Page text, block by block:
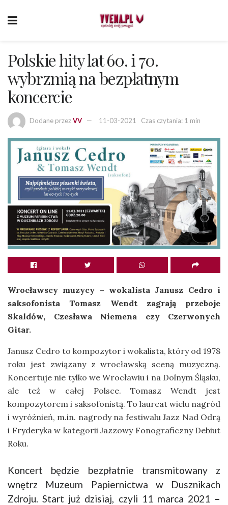
Polskie hity lat 60. i 70.
wybrzmią na bezpłatnym
koncercie
Dodane przezVV 11-03-2021 Czas czytania: 1 min
Wrocławscy muzycy – wokalista Janusz Cedro i
saksofonista Tomasz Wendt zagrają przeboje
Skaldów, Czesława Niemena czy Czerwonych
Gitar.
Janusz Cedro to kompozytor i wokalista, który od 1978
roku jest związany z wrocławską sceną muzyczną.
Koncertuje nie tylko we Wrocławiu i na Dolnym Śląsku,
ale też w całej Polsce. Tomasz Wendt jest
kompozytorem i saksofonistą. To laureat wielu nagród
i wyróżnień, m.in. nagrody na festiwalu Jazz Nad Odrą
i Fryderyka w kategorii Jazzowy Fonograficzny Debiut
Roku.
Koncert będzie bezpłatnie transmitowany z
wnętrz Muzeum Papiernictwa w Dusznikach
Zdroju. Start już dzisiaj, czyli 11 marca 2021 –